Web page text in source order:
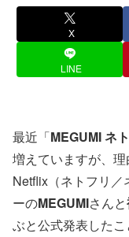
X
LINE
最近「MEGUMI ネ
増えていますが、理
Netflix（ネトフリ
ーのMEGUMIさんと
ぶと公式発表した